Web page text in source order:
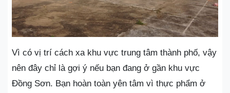
Vì có vị trí cách xa khu vực trung tâm thành phố, vậy
nên đây chỉ là gợi ý nếu bạn đang ở gần khu vực
Đồng Sơn. Bạn hoàn toàn yên tâm vì thực phẩm ở